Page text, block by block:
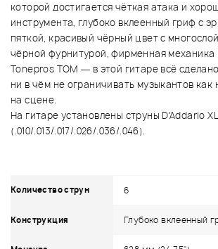
которой достигается чёткая атака и
инструмента, глубоко вклеенный гриф с
пяткой, красивый чёрный цвет с
чёрной фурнитурой, фирменная механика
Tonepros TOM — в этой гитаре всё
ни в чём не ограничивать музыкантов как
на сцене.
На гитаре установлены струны D'Addario
(.010/.013/.017/.026/.036/.046).
Количество струн 6
Конструкция Глубоко вклеенный